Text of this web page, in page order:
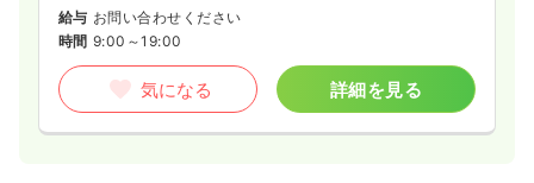
給与 お問い合わせください
時間 9:00～19:00
気になる 詳細を見る